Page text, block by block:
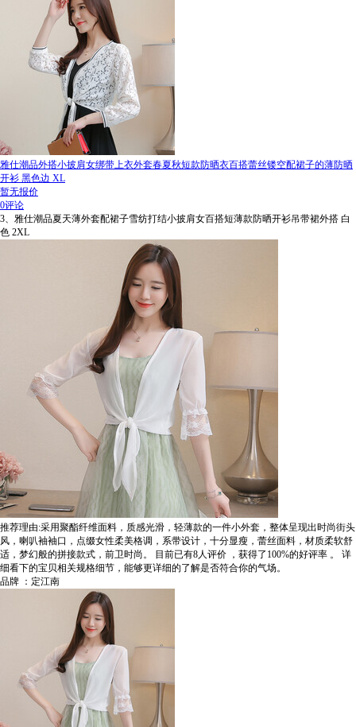
雅仕潮品外搭小披肩女绑带上衣外套春夏秋短款防晒衣百搭蕾丝镂空配裙子的薄防晒
开衫 黑色边 XL
暂无报价
0评论
3、雅仕潮品夏天薄外套配裙子雪纺打结小披肩女百搭短薄款防晒开衫吊带裙外搭 白
色 2XL
推荐理由:采用聚酯纤维面料，质感光滑，轻薄款的一件小外套，整体呈现出时尚街头
风，喇叭袖袖口，点缀女性柔美格调，系带设计，十分显瘦，蕾丝面料，材质柔软舒
适，梦幻般的拼接款式，前卫时尚。
目前已有8人评价 ，获得了100%的好评率 。
详
细看下的宝贝相关规格细节，能够更详细的了解是否符合你的气场。
品牌 ：定江南